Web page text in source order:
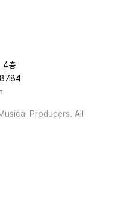
4층
Producers. All